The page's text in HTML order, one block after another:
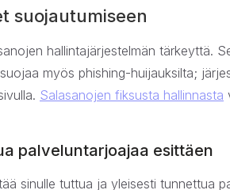
suojautumiseen
hallintajärjestelmän tärkeyttä.
myös phishing-huijauksilta;
Salasanojen fiksusta hallinnasta
palveluntarjoajaa esittäen
sinulle tuttua ja yleisesti tunnettua